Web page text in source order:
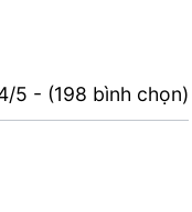
5 - (198 bình chọn)